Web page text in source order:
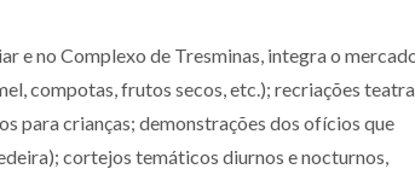
e no Complexo de Tresminas, integra o
compotas, frutos secos, etc.); recriações
para crianças; demonstrações dos ofícios que
cortejos temáticos diurnos e nocturnos,